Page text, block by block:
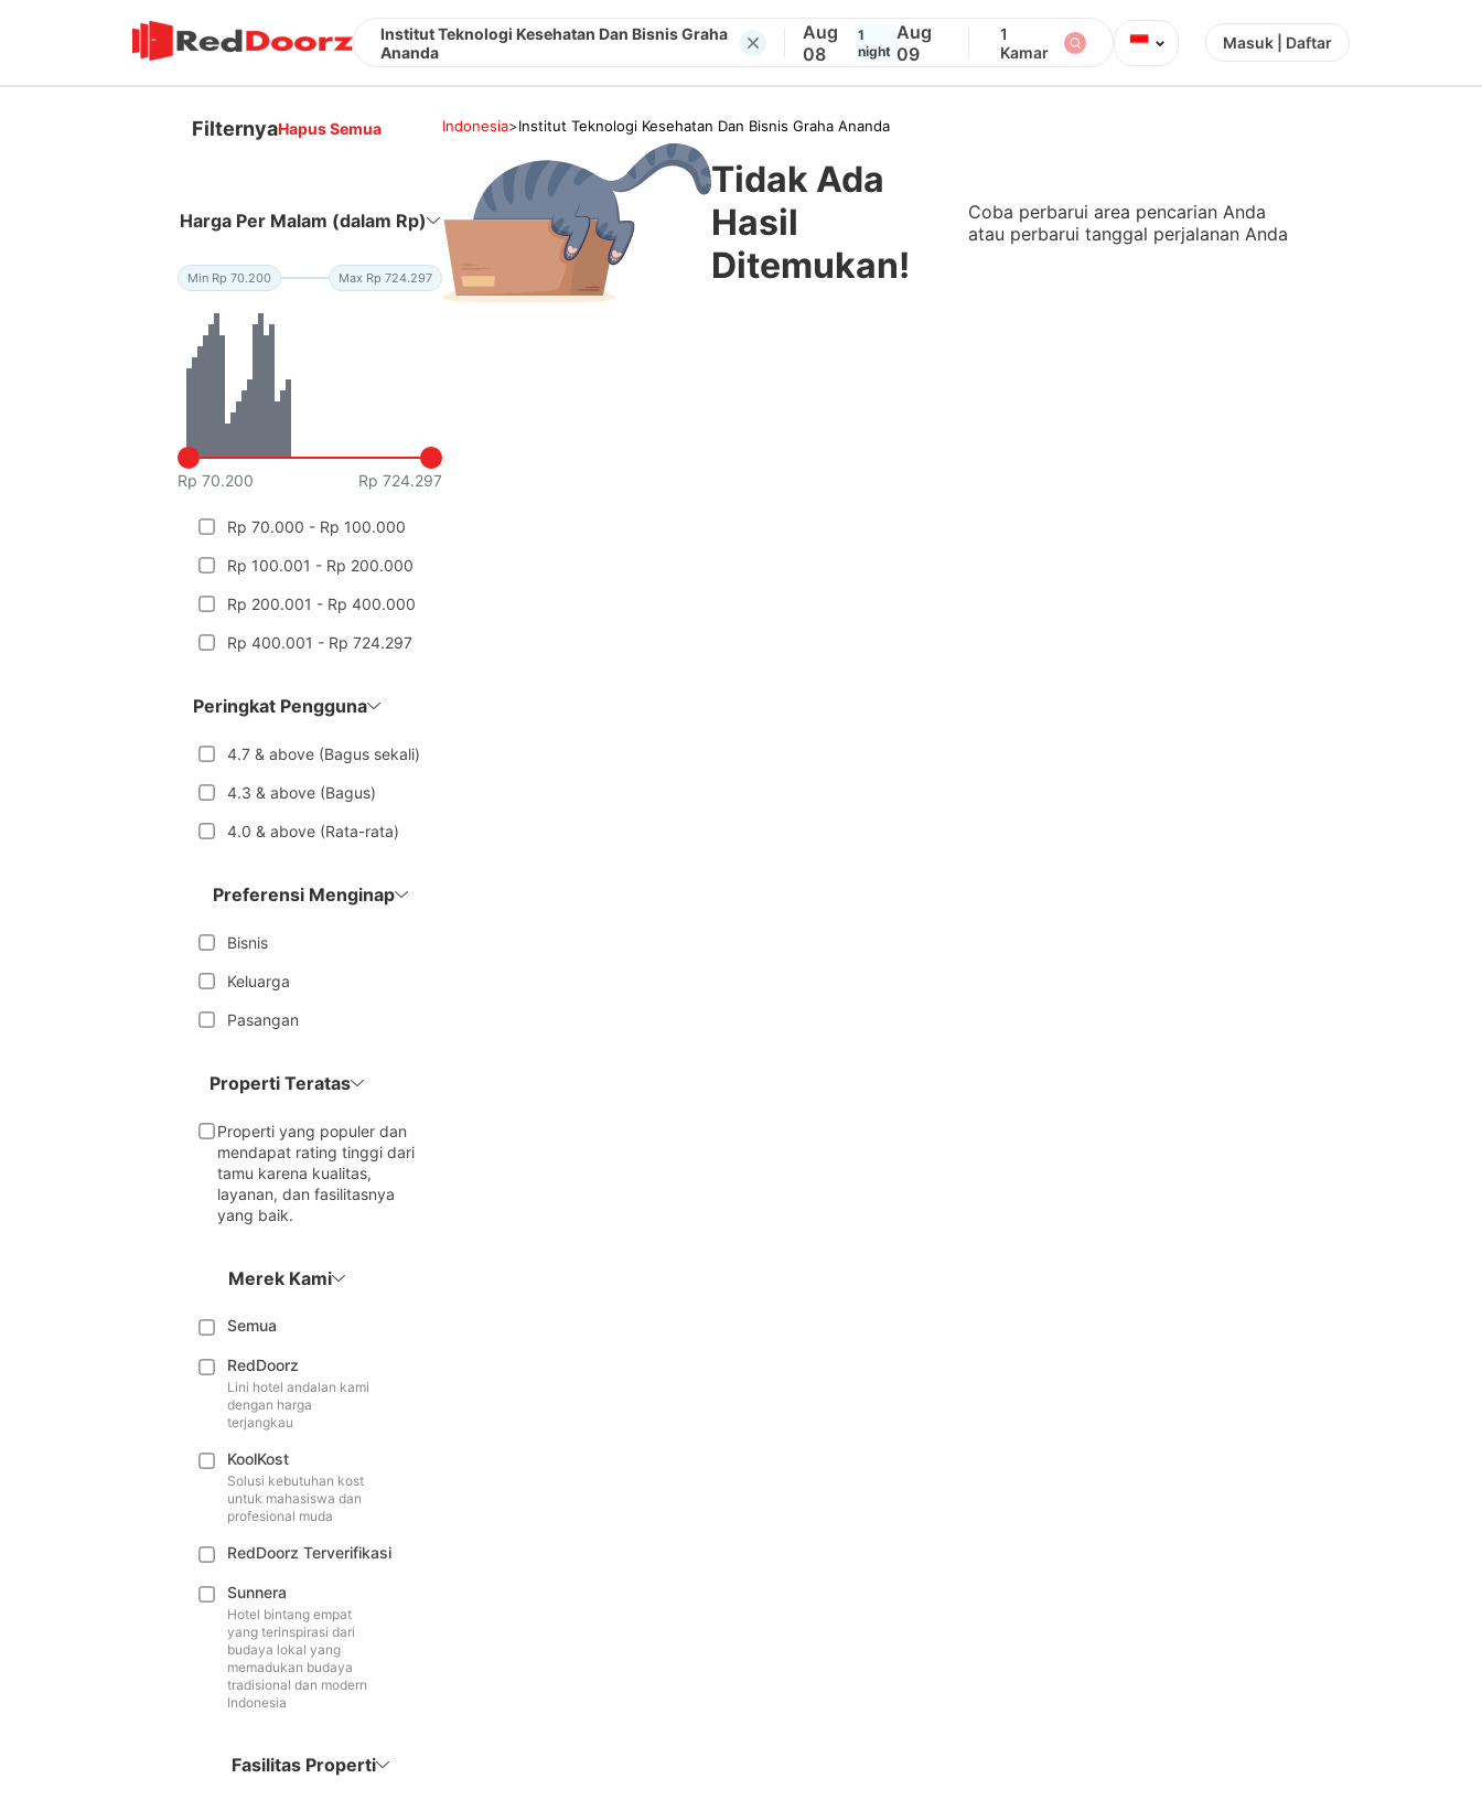
Institut Teknologi Kesehatan Dan Bisnis Graha
Ananda
Aug
08
1
night
Aug
09
1
Kamar
⌄ Masuk | Daftar
FilternyaHapus Semua
Harga Per Malam (dalam Rp)
Min Rp 70.200 Max Rp 724.297
Rp 70.200 Rp 724.297
Rp 70.000 - Rp 100.000
Rp 100.001 - Rp 200.000
Rp 200.001 - Rp 400.000
Rp 400.001 - Rp 724.297
Peringkat Pengguna
4.7 & above (Bagus sekali)
4.3 & above (Bagus)
4.0 & above (Rata-rata)
Preferensi Menginap
Bisnis
Keluarga
Pasangan
Properti Teratas
Properti yang populer dan
mendapat rating tinggi dari
tamu karena kualitas,
layanan, dan fasilitasnya
yang baik.
Merek Kami
Semua
RedDoorz
Lini hotel andalan kami
dengan harga
terjangkau
KoolKost
Solusi kebutuhan kost
untuk mahasiswa dan
profesional muda
RedDoorz Terverifikasi
Sunnera
Hotel bintang empat
yang terinspirasi dari
budaya lokal yang
memadukan budaya
tradisional dan modern
Indonesia
Fasilitas Properti
Indonesia>Institut Teknologi Kesehatan Dan Bisnis Graha Ananda
Tidak Ada
Hasil
Ditemukan!
Coba perbarui area pencarian Anda
atau perbarui tanggal perjalanan Anda